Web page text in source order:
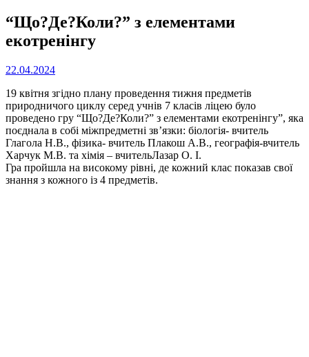
“Що?Де?Коли?” з елементами
екотренінгу
22.04.2024
19 квітня згідно плану проведення тижня предметів
природничого циклу серед учнів 7 класів ліцею було
проведено гру “Що?Де?Коли?” з елементами екотренінгу”, яка
поєднала в собі міжпредметні зв’язки: біологія- вчитель
Глагола Н.В., фізика- вчитель Плакош А.В., географія-вчитель
Харчук М.В. та хімія – вчительЛазар О. І.
Гра пройшла на високому рівні, де кожний клас показав свої
знання з кожного із 4 предметів.